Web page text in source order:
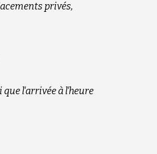
privés,
que l'arrivée à l'heure